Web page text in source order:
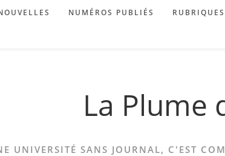
NUMÉROS PUBLIÉS RUBRIQUES
La Plume
UNIVERSITÉ SANS JOURNAL, C'EST